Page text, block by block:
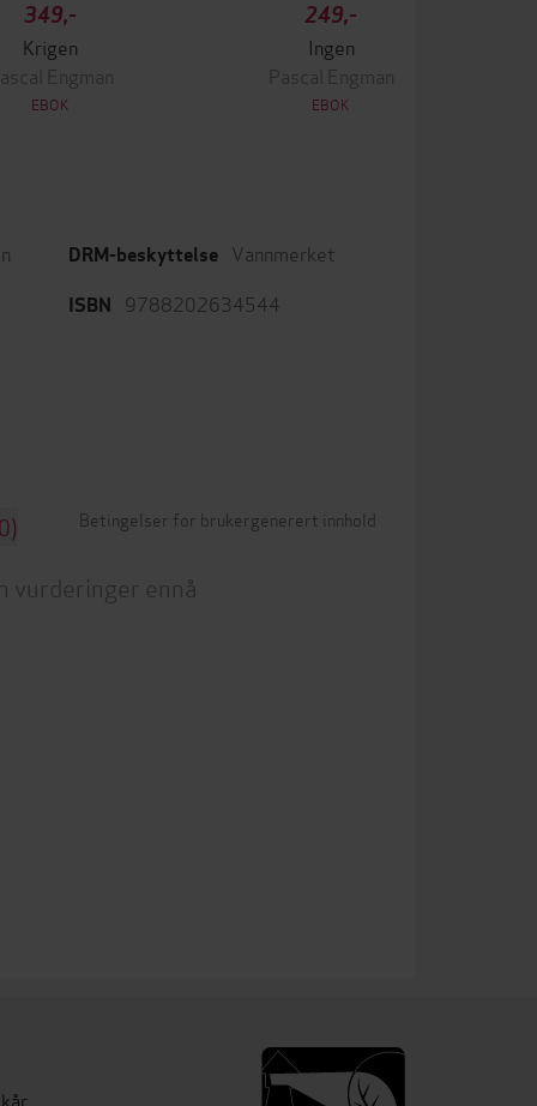
349,-
Krigen
Engman
EBOK
249,-
Ingen
Pascal Engman
EBOK
DRM-beskyttelse Vannmerket
ISBN 9788202634544
Betingelser for brukergenerert innhold
vurderinger ennå